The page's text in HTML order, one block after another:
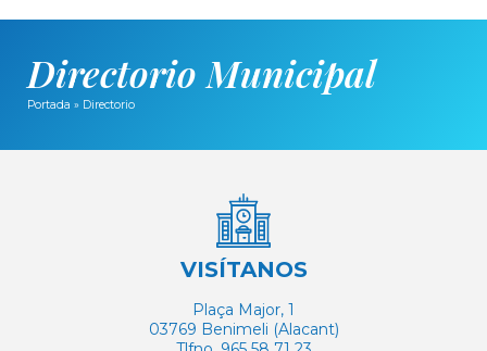
Directorio Municipal
Portada » Directorio
VISÍTANOS
Plaça Major, 1
03769 Benimeli (Alacant)